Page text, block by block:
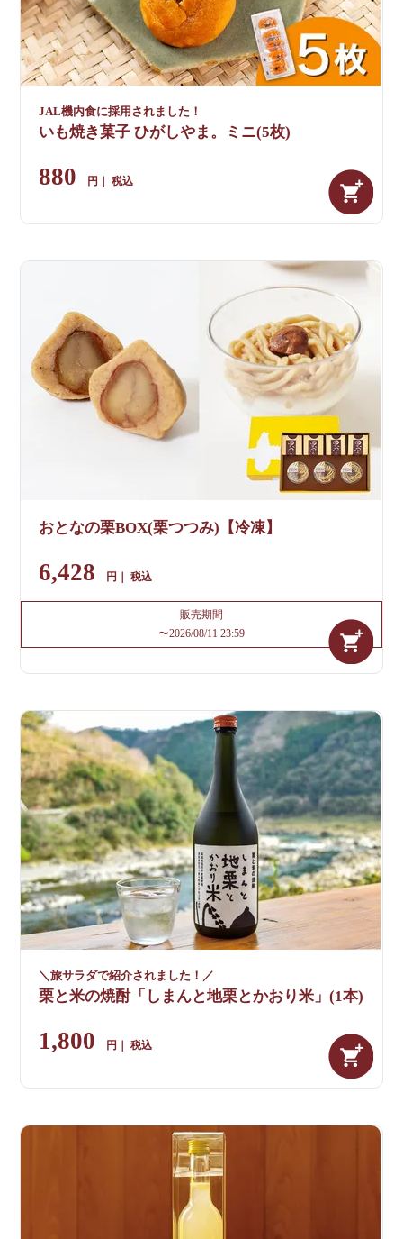
JAL機内食に採用されました！
いも焼き菓子 ひがしやま。ミニ(5枚)
880 税込
おとなの栗BOX(栗つつみ)【冷凍】
6,428 税込
販売期間
〜2026/08/11 23:59
＼旅サラダで紹介されました！／
栗と米の焼酎「しまんと地栗とかおり米」(1本)
1,800 税込